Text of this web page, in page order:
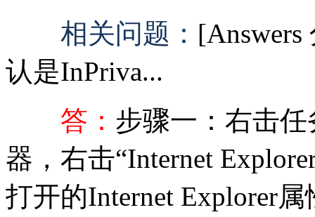
相关问题：
认是InPriva...
答： 步骤一：右击任
器，右击“Internet
打开的Internet Explorer